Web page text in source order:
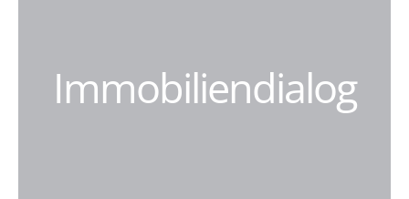
Immobiliendialog